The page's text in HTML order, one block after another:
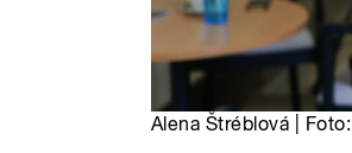
Alena Štréblová | Foto: